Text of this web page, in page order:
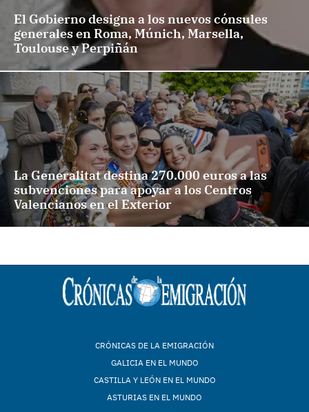
El Gobierno designa a los nuevos cónsules
generales en Roma, Múnich, Marsella,
Toulouse y Perpiñán
La Generalitat destina 270.000 euros a las
subvenciones para apoyar a los Centros
Valencianos en el Exterior
CRÓNICAS DE LA EMIGRACIÓN
GALICIA EN EL MUNDO
CASTILLA Y LEÓN EN EL MUNDO
ASTURIAS EN EL MUNDO